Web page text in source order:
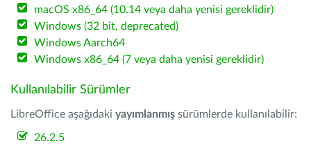
macOS x86_64 (10.14 veya daha yenisi gereklidir)
Windows (32 bit, deprecated)
Windows Aarch64
Windows x86_64 (7 veya daha yenisi gereklidir)
Kullanılabilir Sürümler
LibreOffice aşağıdaki yayımlanmış sürümlerde kullanılabilir:
26.2.5